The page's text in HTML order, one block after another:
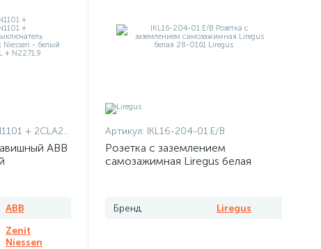
+ 2CLA227190N1001
ABB
ABB
Zenit
Niessen
Артикул: IKL16-204-01.E/B
Розетка с заземлением
самозажимная Liregus белая
Бренд Liregus